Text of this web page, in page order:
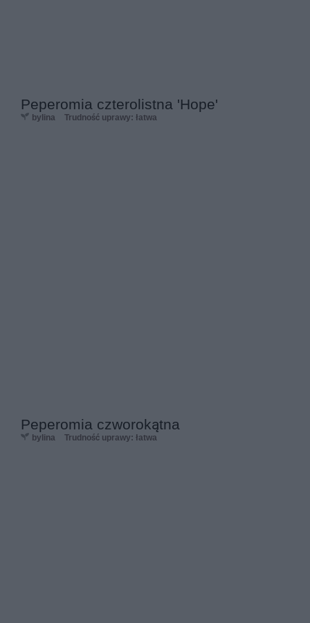
Peperomia czterolistna 'Hope'
bylina Trudność uprawy: łatwa
Peperomia czworokątna
bylina Trudność uprawy: łatwa